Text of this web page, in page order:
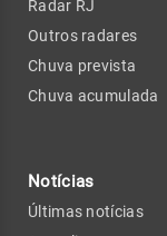
Radar RJ
Outros radares
Chuva prevista
Chuva acumulada
Notícias
Últimas notícias